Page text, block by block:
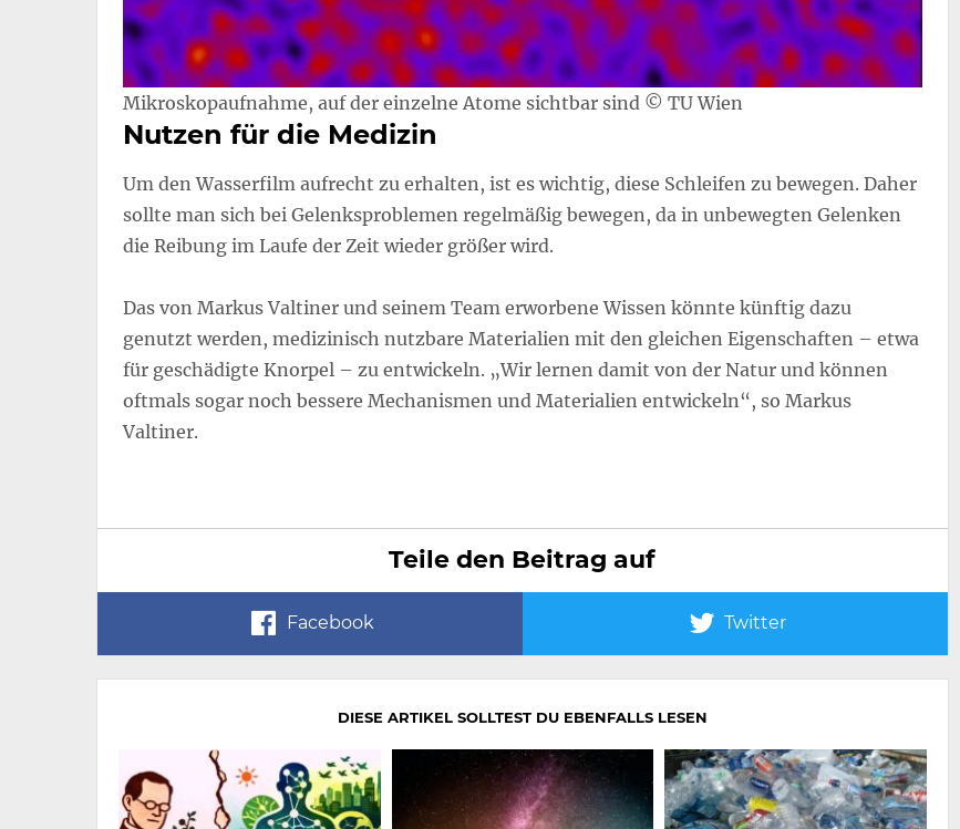
Mikroskopaufnahme, auf der einzelne Atome sichtbar sind © TU Wien
Nutzen für die Medizin
Um den Wasserfilm aufrecht zu erhalten, ist es wichtig, diese Schleifen zu bewegen. Daher
sollte man sich bei Gelenksproblemen regelmäßig bewegen, da in unbewegten Gelenken
die Reibung im Laufe der Zeit wieder größer wird.
Das von Markus Valtiner und seinem Team erworbene Wissen könnte künftig dazu
genutzt werden, medizinisch nutzbare Materialien mit den gleichen Eigenschaften – etwa
für geschädigte Knorpel – zu entwickeln. „Wir lernen damit von der Natur und können
oftmals sogar noch bessere Mechanismen und Materialien entwickeln“, so Markus
Valtiner.
Teile den Beitrag auf
Facebook Twitter
DIESE ARTIKEL SOLLTEST DU EBENFALLS LESEN